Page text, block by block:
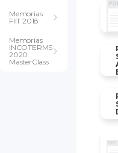
Memorias
FIIT 2018
Memorias
INCOTERMS
2020
MasterClass